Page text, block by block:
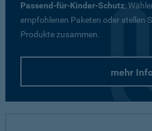
Passend-für-Kinder-Schutz:
empfohlenen Paketen oder stellen
Produkte zusammen.
mehr